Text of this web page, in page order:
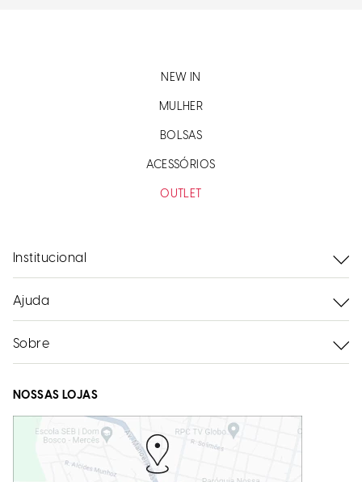
NEW IN
MULHER
BOLSAS
ACESSÓRIOS
OUTLET
Institucional
Ajuda
Sobre
NOSSAS LOJAS